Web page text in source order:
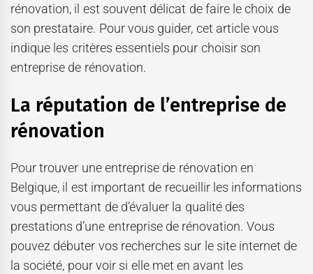
rénovation, il est souvent délicat de faire le choix de
son prestataire. Pour vous guider, cet article vous
indique les critères essentiels pour choisir son
entreprise de rénovation.
La réputation de l’entreprise de
rénovation
Pour trouver une entreprise de rénovation en
Belgique, il est important de recueillir les informations
vous permettant de d’évaluer la qualité des
prestations d’une entreprise de rénovation. Vous
pouvez débuter vos recherches sur le site internet de
la société, pour voir si elle met en avant les